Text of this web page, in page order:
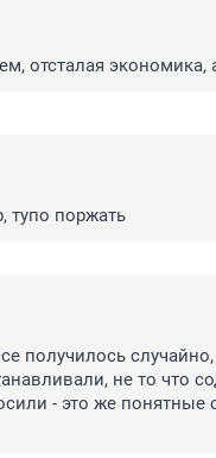
отсталая экономика,
тупо поржать
получилось
не то что
- это же понятные